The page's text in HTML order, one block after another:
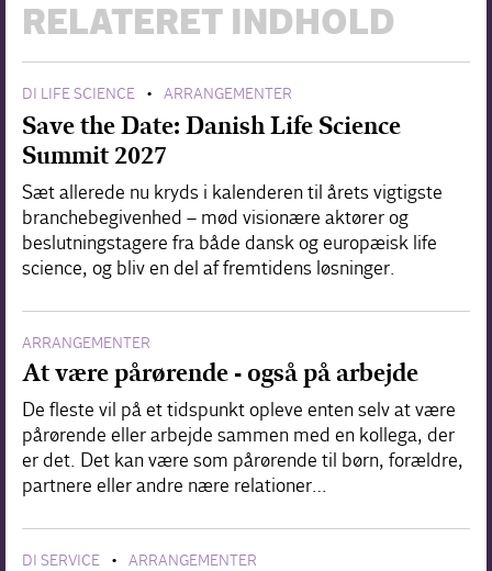
RELATERET INDHOLD
DI LIFE SCIENCE • ARRANGEMENTER
Save the Date: Danish Life Science
Summit 2027
Sæt allerede nu kryds i kalenderen til årets vigtigste
branchebegivenhed – mød visionære aktører og
beslutningstagere fra både dansk og europæisk life
science, og bliv en del af fremtidens løsninger.
ARRANGEMENTER
At være pårørende - også på arbejde
De fleste vil på et tidspunkt opleve enten selv at være
pårørende eller arbejde sammen med en kollega, der
er det. Det kan være som pårørende til børn, forældre,
partnere eller andre nære relationer…
DI SERVICE • ARRANGEMENTER